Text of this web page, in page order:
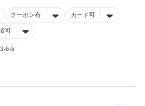
クーポン有 カード可
可
6-5